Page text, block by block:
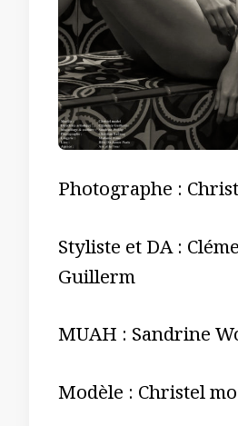
Photographe :
Styliste et DA :
Guillerm
MUAH : Sandrine
Modèle : Christel